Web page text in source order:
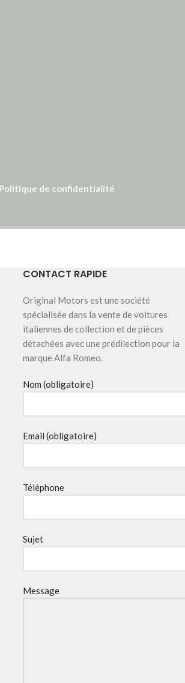
Politique de confidentialité
CONTACT RAPIDE
Original Motors est une société
spécialisée dans la vente de voitures
italiennes de collection et de pièces
détachées avec une prédilection pour la
marque Alfa Romeo.
Nom (obligatoire)
Email (obligatoire)
Téléphone
Sujet
Message